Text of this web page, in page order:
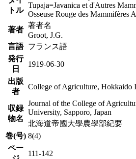
トル
Tupaja=Javanica et d'Autres
Osseuse Rouge des Mammifères
著者
著者名
Groot, J.G.
言語 フランス語
発行
日
1919-06-30
出版
者
College of Agriculture, Hokkaido
収録
物名
Journal of the College of
University, Sapporo, Japan
北海道帝國大學農學部紀要
巻(号) 8(4)
ペー
111-142